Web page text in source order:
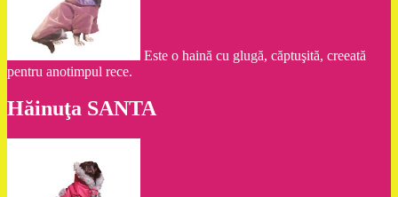
Este o haină cu glugă, căptuşită, creeată
pentru anotimpul rece.
Hăinuţa SANTA